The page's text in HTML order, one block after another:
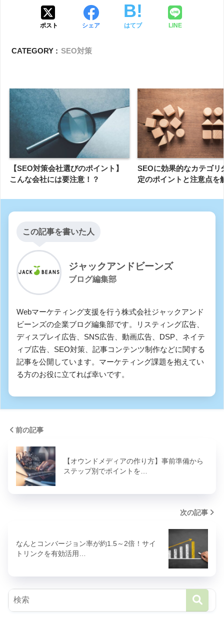
ポスト シェア はてブ LINE
CATEGORY : SEO対策
【SEO対策会社選びのポイント】
こんな会社には要注意！？
SEOに効果的なカテゴリ
定のポイントと注意点を
この記事を書いた人
ジャックアンドビーンズ
ブログ編集部
Webマーケティング支援を行う株式会社ジャックアンド
ビーンズの企業ブログ編集部です。リスティング広告、
ディスプレイ広告、SNS広告、動画広告、DSP、ネイテ
ィブ広告、SEO対策、記事コンテンツ制作などに関する
記事を公開しています。マーケティング課題を抱えてい
る方のお役に立てれば幸いです。
前の記事
【オウンドメディアの作り方】事前準備から
ステップ別でポイントを…
次の記事
なんとコンバージョン率が約1.5～2倍！サイ
トリンクを有効活用…